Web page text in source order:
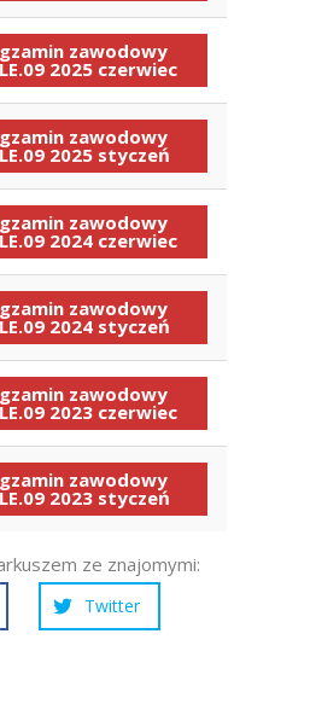
zawodowy
2025 czerwiec
zawodowy
2025 styczeń
zawodowy
2024 czerwiec
zawodowy
2024 styczeń
zawodowy
2023 czerwiec
zawodowy
2023 styczeń
ze znajomymi:
Twitter